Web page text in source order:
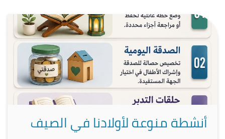
أنشطة منوعة لأولادنا في الصيف